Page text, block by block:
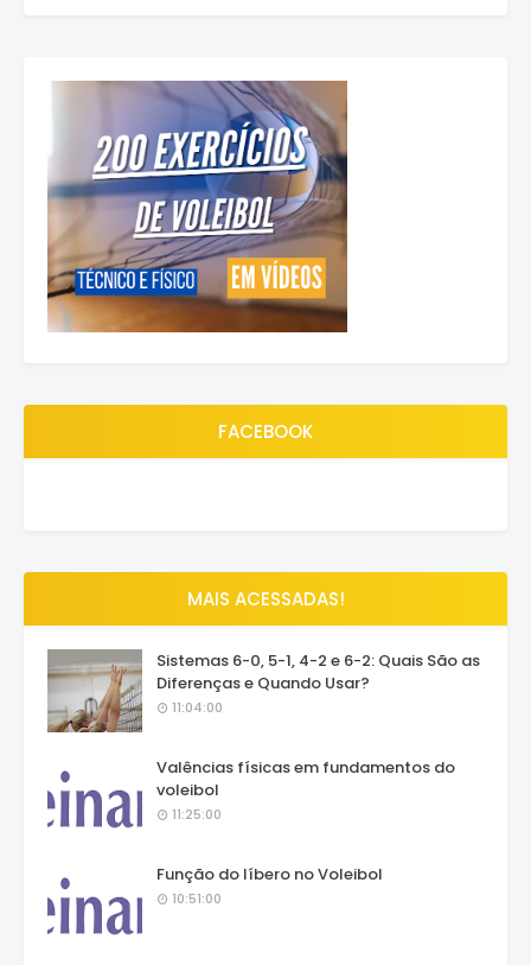
FACEBOOK
MAIS ACESSADAS!
Sistemas 6-0, 5-1, 4-2 e 6-2: Quais São as
Diferenças e Quando Usar?
11:04:00
Valências físicas em fundamentos do
voleibol
11:25:00
Função do líbero no Voleibol
10:51:00